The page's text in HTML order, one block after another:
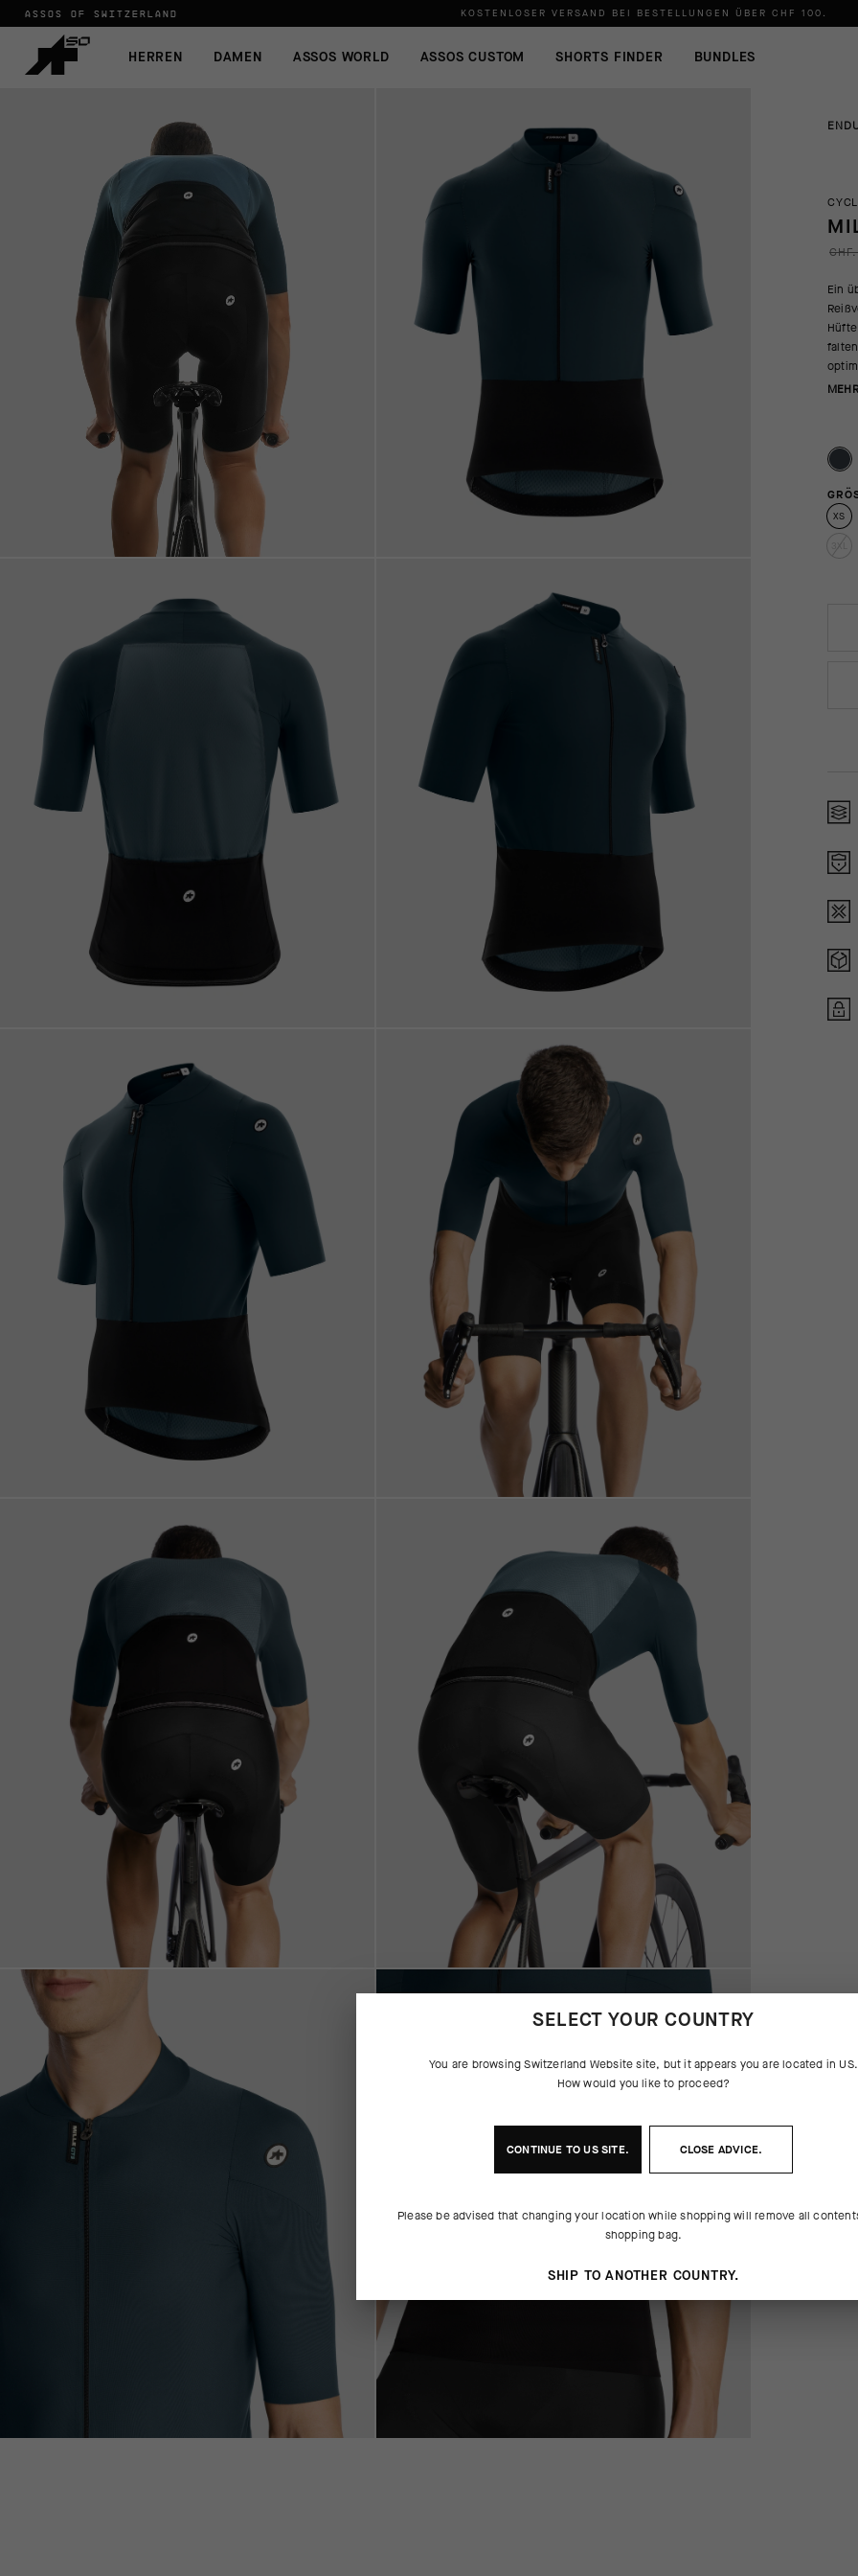
ASSOS OF SWITZERLAND KOSTENLOSER VERSAND BEI BESTELLUNGEN ÜBER CHF 100 .
HERREN DAMEN ASSOS WORLD ASSOS CUSTOM SHORTS FINDER BUNDLES
Ein
XS
SELECT YOUR COUNTRY
You are browsingSwitzerland Websitesite, but it appears you are located in US.
How would you like to proceed?
CONTINUE TOUSSITE. CLOSE ADVICE.
Please be advised that changing your location while shopping will remove all
shopping bag.
SHIP TO ANOTHER COUNTRY.